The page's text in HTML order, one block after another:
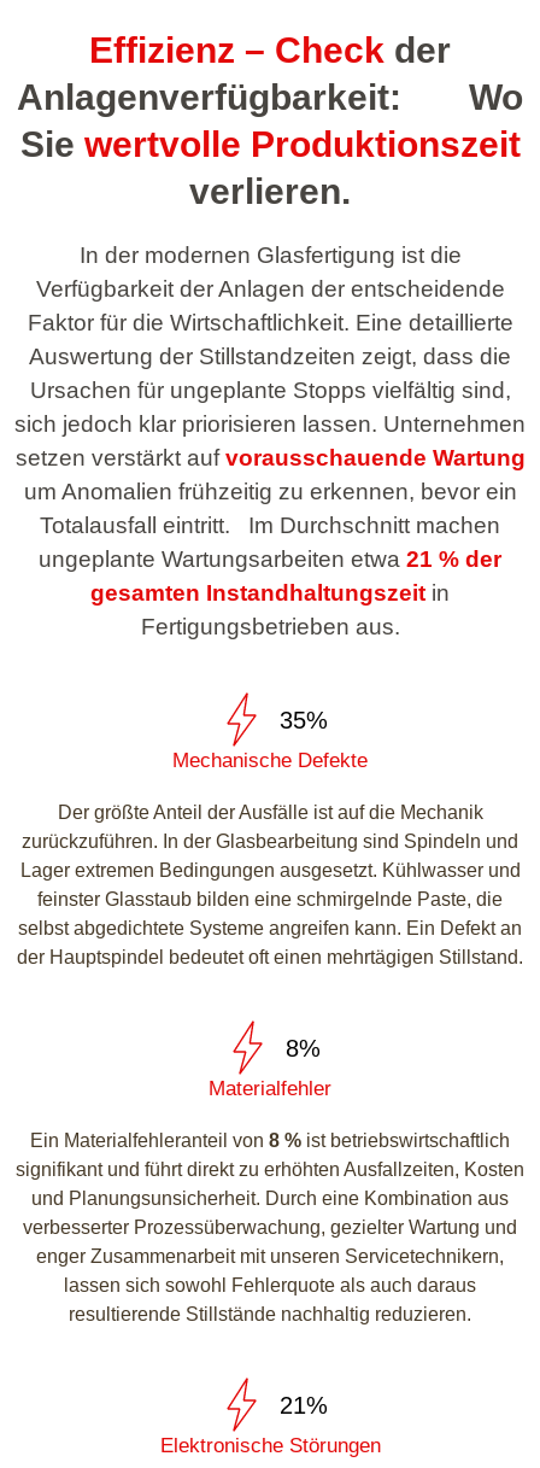
Effizienz – Check der
Anlagenverfügbarkeit: Wo
Sie wertvolle Produktionszeit
verlieren.
In der modernen Glasfertigung ist die
Verfügbarkeit der Anlagen der entscheidende
Faktor für die Wirtschaftlichkeit. Eine detaillierte
Auswertung der Stillstandzeiten zeigt, dass die
Ursachen für ungeplante Stopps vielfältig sind,
sich jedoch klar priorisieren lassen. Unternehmen
setzen verstärkt aufvorausschauende Wartung
um Anomalien frühzeitig zu erkennen, bevor ein
Totalausfall eintritt. Im Durchschnitt machen
ungeplante Wartungsarbeiten etwa 21 % der
gesamten Instandhaltungszeit in
Fertigungsbetrieben aus.
Mechanische Defekte
35%
Der größte Anteil der Ausfälle ist auf die Mechanik
zurückzuführen. In der Glasbearbeitung sind Spindeln und
Lager extremen Bedingungen ausgesetzt. Kühlwasser und
feinster Glasstaub bilden eine schmirgelnde Paste, die
selbst abgedichtete Systeme angreifen kann. Ein Defekt an
der Hauptspindel bedeutet oft einen mehrtägigen Stillstand.
Materialfehler
8%
Ein Materialfehleranteil von 8 % ist betriebswirtschaftlich
signifikant und führt direkt zu erhöhten Ausfallzeiten, Kosten
und Planungsunsicherheit. Durch eine Kombination aus
verbesserter Prozessüberwachung, gezielter Wartung und
enger Zusammenarbeit mit unseren Servicetechnikern,
lassen sich sowohl Fehlerquote als auch daraus
resultierende Stillstände nachhaltig reduzieren.
Elektronische Störungen
21%